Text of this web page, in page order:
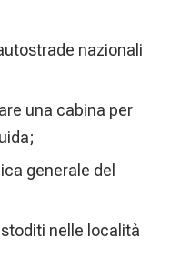
nazionali
una cabina per
generale del
nelle località